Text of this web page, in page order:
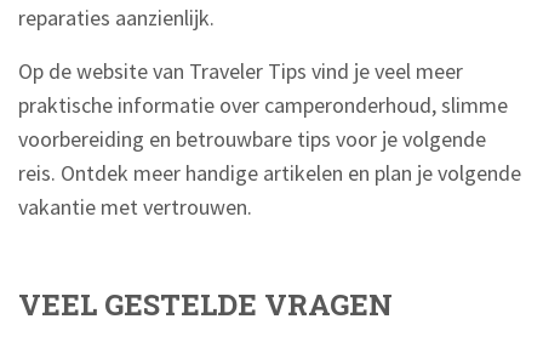
reparaties aanzienlijk.
Op de website van Traveler Tips vind je veel meer
praktische informatie over camperonderhoud, slimme
voorbereiding en betrouwbare tips voor je volgende
reis. Ontdek meer handige artikelen en plan je volgende
vakantie met vertrouwen.
VEEL GESTELDE VRAGEN